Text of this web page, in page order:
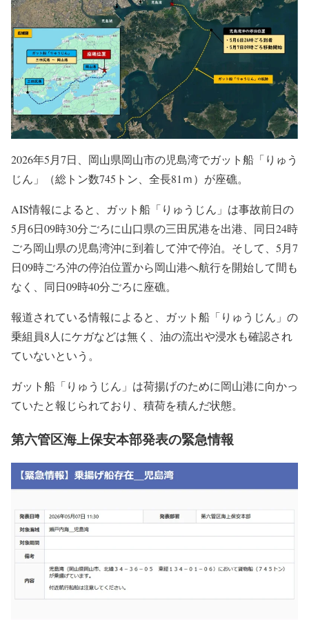
2026年5月7日、岡山県岡山市の児島湾でガット船「りゅう
じん」（総トン数745トン、全長81ｍ）が座礁。
AIS情報によると、ガット船「りゅうじん」は事故前日の
5月6日09時30分ごろに山口県の三田尻港を出港、同日24時
ごろ岡山県の児島湾沖に到着して沖で停泊。そして、5月7
日09時ごろ沖の停泊位置から岡山港へ航行を開始して間も
なく、同日09時40分ごろに座礁。
報道されている情報によると、ガット船「りゅうじん」の
乗組員8人にケガなどは無く、油の流出や浸水も確認され
ていないという。
ガット船「りゅうじん」は荷揚げのために岡山港に向かっ
ていたと報じられており、積荷を積んだ状態。
第六管区海上保安本部発表の緊急情報